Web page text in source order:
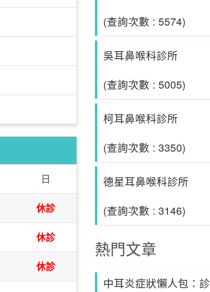
日
休診
休診
休診
(查詢次數 : 5574)
吳耳鼻喉科診所
(查詢次數 : 5005)
柯耳鼻喉科診所
(查詢次數 : 3350)
德星耳鼻喉科診所
(查詢次數 : 3146)
熱門文章
中耳炎症狀懶人包：診